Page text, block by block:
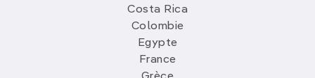
Costa Rica
Colombie
Egypte
France